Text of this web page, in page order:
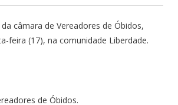
câmara de Vereadores de Óbidos,
feira (17), na comunidade Liberdade.
de Óbidos.